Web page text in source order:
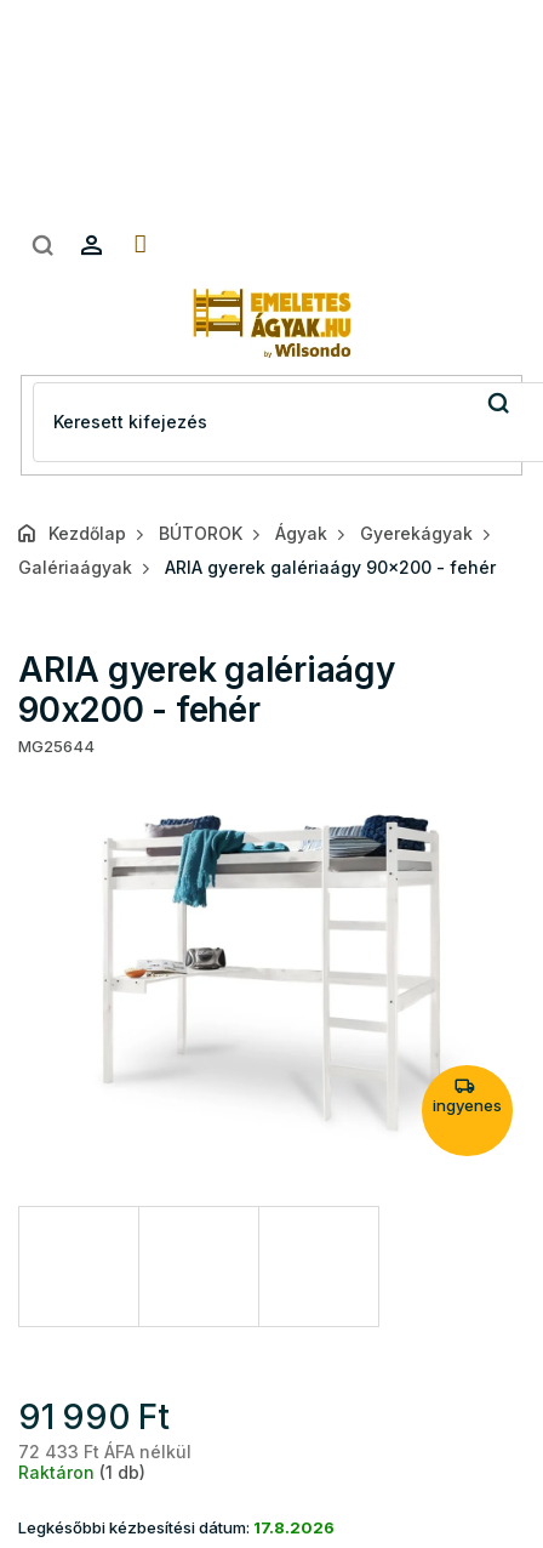
Kezdőlap BÚTOROK Ágyak
Gyerekágyak
Galériaágyak
ARIA gyerek galériaágy 90x200 - fehér
ARIA gyerek galériaágy
90x200 - fehér
MG25644
ingyenes
91 990 Ft
72 433 Ft ÁFA nélkül
Raktáron (1 db)
Legkésőbbi kézbesítési dátum: 17.8.2026